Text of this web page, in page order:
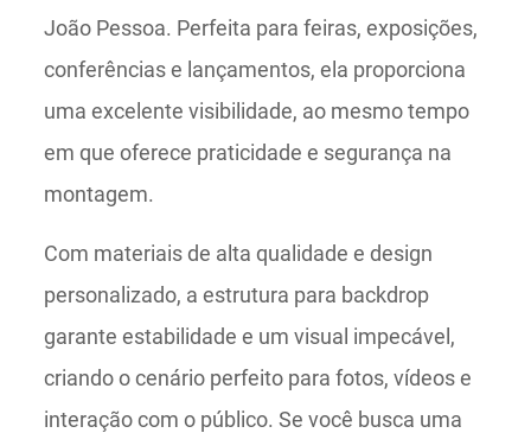
João Pessoa. Perfeita para feiras, exposições,
conferências e lançamentos, ela proporciona
uma excelente visibilidade, ao mesmo tempo
em que oferece praticidade e segurança na
montagem.
Com materiais de alta qualidade e design
personalizado, a estrutura para backdrop
garante estabilidade e um visual impecável,
criando o cenário perfeito para fotos, vídeos e
interação com o público. Se você busca uma